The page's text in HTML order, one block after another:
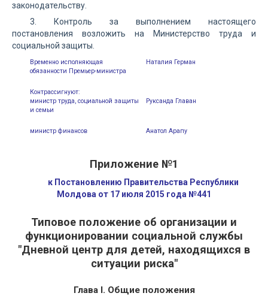
законодательству.
3. Контроль за выполнением настоящего
постановления возложить на Министерство труда и
социальной защиты.
Временно исполняющая
обязанности Премьер-министра
Наталия Герман
Контрассигнуют:
министр труда, социальной защиты
и семьи
Руксанда Главан
министр финансов Анатол Арапу
Приложение №1
к Постановлению Правительства Республики
Молдова от 17 июля 2015 года №441
Типовое положение об организации и
функционировании социальной службы
"Дневной центр для детей, находящихся в
ситуации риска"
Глава I. Общие положения